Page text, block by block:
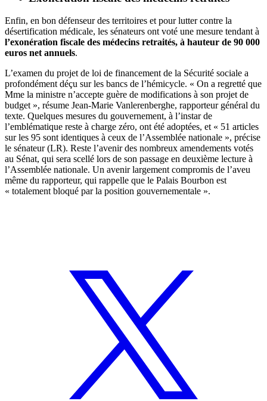
Enfin, en bon défenseur des territoires et pour lutter contre la
désertification médicale, les sénateurs ont voté une mesure tendant à
l’exonération fiscale des médecins retraités, à hauteur de 90 000
euros net annuels.
L’examen du projet de loi de financement de la Sécurité sociale a
profondément déçu sur les bancs de l’hémicycle. « On a regretté que
Mme la ministre n’accepte guère de modifications à son projet de
budget », résume Jean-Marie Vanlerenberghe, rapporteur général du
texte. Quelques mesures du gouvernement, à l’instar de
l’emblématique reste à charge zéro, ont été adoptées, et « 51 articles
sur les 95 sont identiques à ceux de l’Assemblée nationale », précise
le sénateur (LR). Reste l’avenir des nombreux amendements votés
au Sénat, qui sera scellé lors de son passage en deuxième lecture à
l’Assemblée nationale. Un avenir largement compromis de l’aveu
même du rapporteur, qui rappelle que le Palais Bourbon est
« totalement bloqué par la position gouvernementale ».